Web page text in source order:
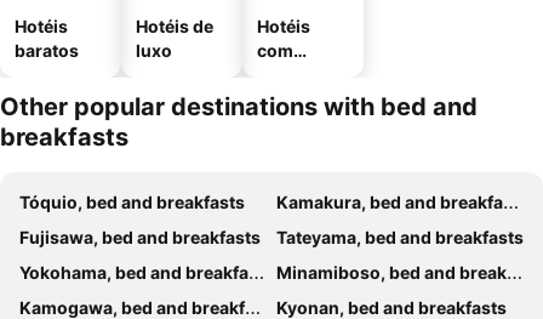
Hotéis
baratos
Hotéis de
luxo
Hotéis
com
mento
Other popular destinations with bed and
breakfasts
Tóquio, bed and breakfasts
Kamakura, bed and breakfasts
Fujisawa, bed and breakfasts
Tateyama, bed and breakfasts
Yokohama, bed and breakfasts
Minamiboso, bed and breakfasts
Kamogawa, bed and breakfasts
Kyonan, bed and breakfasts